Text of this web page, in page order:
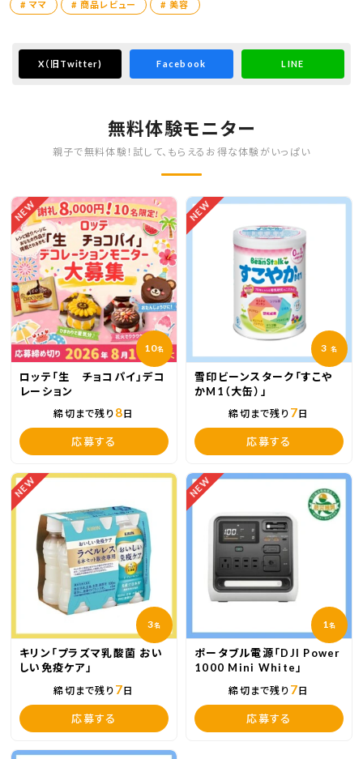
# ママ # 商品レビュー # 美容
X （旧Twitter) Facebook LINE
無料体験モニター
親子で無料体験！試して、もらえるお得な体験がいっぱい
NEW
10名
ロッテ「生 チョコパイ」デコ
レーション
締切まで残り 8日
応募する
NEW
3 名
雪印ビーンスターク「すこや
かM1（大缶）」
締切まで残り 7日
応募する
NEW
3名
キリン「プラズマ乳酸菌 おい
しい免疫ケア」
締切まで残り 7日
応募する
NEW
1名
ポータブル電源「DJI Power
1000 Mini White」
締切まで残り 7日
応募する